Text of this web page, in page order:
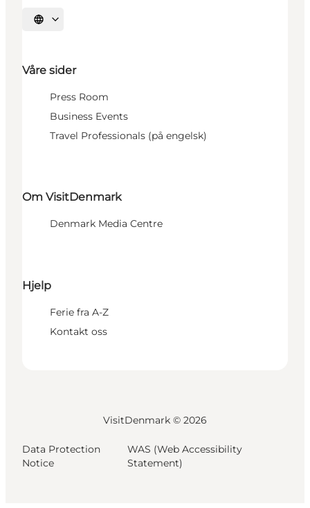
Velg språk
Våre sider
Press Room
Business Events
Travel Professionals (på engelsk)
Om VisitDenmark
Denmark Media Centre
Hjelp
Ferie fra A-Z
Kontakt oss
VisitDenmark © 2026
Data Protection
Notice
WAS (Web Accessibility
Statement)